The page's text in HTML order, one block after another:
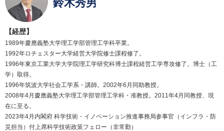
鈴木秀男
【経歴】
1989年慶應義塾大学理工学部管理工学科卒業。
1992年ロチェスター大学経営大学院修士課程修了。
1996年東京工業大学大学院理工学研究科博士課程経営工学専攻修了。博士（工
学）取得。
1996年筑波大学社会工学系・講師。2002年6月同助教授。
2008年4月慶應義塾大学理工学部管理工学科・准教授。2011年4月同教授、現
在に至る。
2023年4月内閣府 科学技術・イノベーション推進事務局参事官（インフラ・防
災担当）付上席科学技術政策フェロー（非常勤）